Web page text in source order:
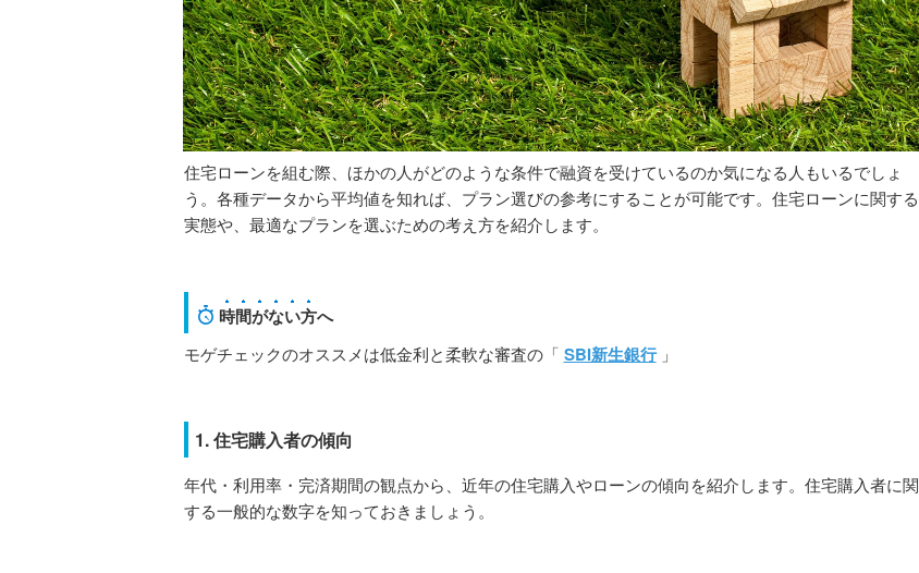
住宅ローンを組む際、ほかの人がどのような条件で融資を受けているのか気になる人もいるでしょ
う。各種データから平均値を知れば、プラン選びの参考にすることが可能です。住宅ローンに関する
実態や、最適なプランを選ぶための考え方を紹介します。
時間がない方へ
モゲチェックのオススメは低金利と柔軟な審査の「 SBI新生銀行」
1. 住宅購入者の傾向
年代・利用率・完済期間の観点から、近年の住宅購入やローンの傾向を紹介します。住宅購入者に関
する一般的な数字を知っておきましょう。